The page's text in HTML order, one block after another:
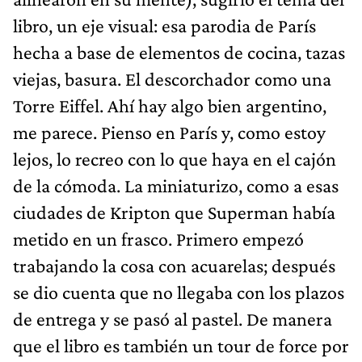
libro, un eje visual: esa parodia de París
hecha a base de elementos de cocina, tazas
viejas, basura. El descorchador como una
Torre Eiffel. Ahí hay algo bien argentino,
me parece. Pienso en París y, como estoy
lejos, lo recreo con lo que haya en el cajón
de la cómoda. La miniaturizo, como a esas
ciudades de Kripton que Superman había
metido en un frasco. Primero empezó
trabajando la cosa con acuarelas; después
se dio cuenta que no llegaba con los plazos
de entrega y se pasó al pastel. De manera
que el libro es también un tour de force por